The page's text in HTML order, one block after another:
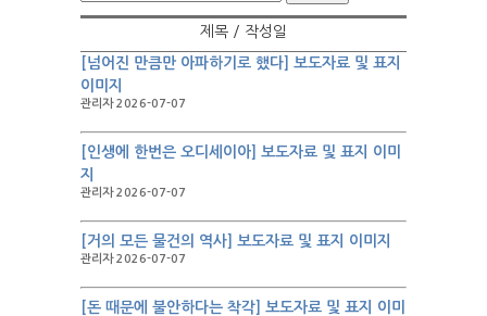
제목 / 작성일
[넘어진 만큼만 아파하기로 했다] 보도자료 및 표지
이미지
관리자 2026-07-07
[인생에 한번은 오디세이아] 보도자료 및 표지 이미
지
관리자 2026-07-07
[거의 모든 물건의 역사] 보도자료 및 표지 이미지
관리자 2026-07-07
[돈 때문에 불안하다는 착각] 보도자료 및 표지 이미